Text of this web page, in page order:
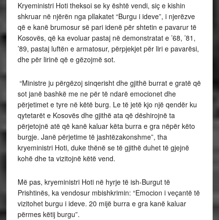
Kryeministri Hoti theksoi se ky është vendi, siç e kishin
shkruar në njërën nga pllakatet “Burgu i ideve”, i njerëzve
që e kanë brumosur së pari idenë për shtetin e pavarur të
Kosovës, që ka evoluar pastaj në demonstratat e ’68, ’81,
’89, pastaj luftën e armatosur, përpjekjet për liri e pavarësi,
dhe për lirinë që e gëzojmë sot.
“Ministre ju përgëzoj sinqerisht dhe gjithë burrat e gratë që
sot janë bashkë me ne për të ndarë emocionet dhe
përjetimet e tyre në këtë burg. Le të jetë kjo një qendër ku
qytetarët e Kosovës dhe gjithë ata që dëshirojnë ta
përjetojnë atë që kanë kaluar këta burra e gra nëpër këto
burgje. Janë përjetime të jashtëzakonshme”, tha
kryeministri Hoti, duke thënë se të gjithë duhet të gjejnë
kohë dhe ta vizitojnë këtë vend.
Më pas, kryeministri Hoti në hyrje të ish-Burgut të
Prishtinës, ka vendosur mbishkrimin: “Emocion i veçantë të
vizitohet burgu i ideve. 20 mijë burra e gra kanë kaluar
përmes këtij burgu”.